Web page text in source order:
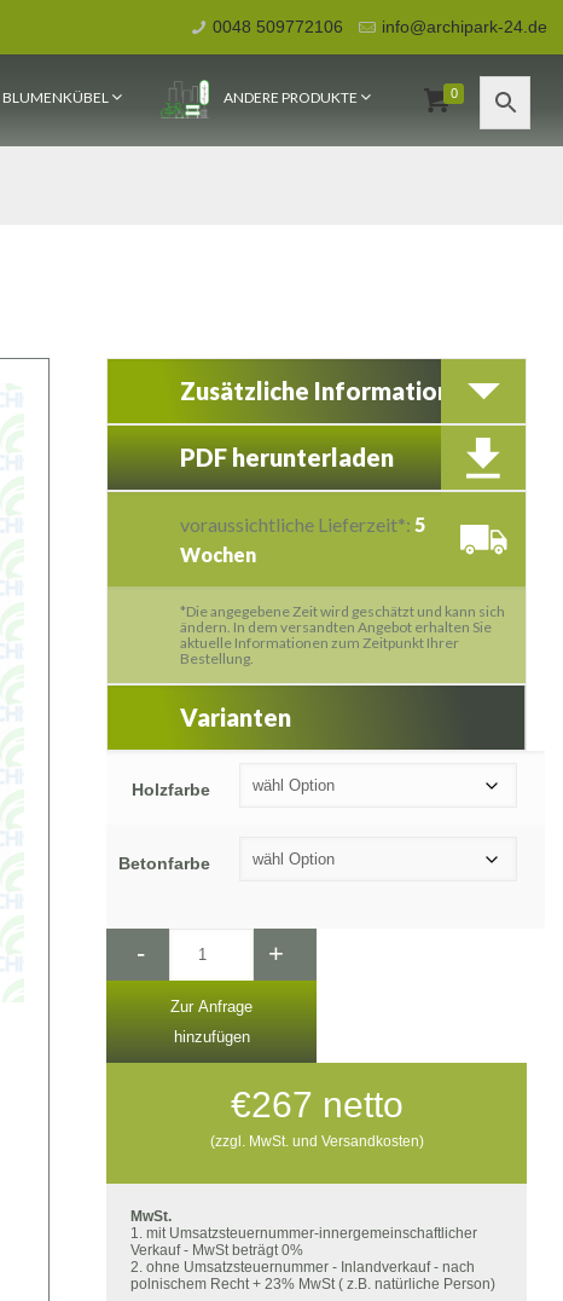
0048 509772106 info@archipark-24.de
BLUMENKÜBEL ANDERE PRODUKTE 0
Zusätzliche Information
PDF herunterladen
voraussichtliche Lieferzeit*: 5
Wochen
*Die angegebene Zeit wird geschätzt und kann sich
ändern. In dem versandten Angebot erhalten Sie
aktuelle Informationen zum Zeitpunkt Ihrer
Bestellung.
Varianten
Holzfarbe
Betonfarbe
- +
Zur Anfrage
hinzufügen
€267 netto
(zzgl. MwSt. und Versandkosten)
MwSt.
1. mit Umsatzsteuernummer-innergemeinschaftlicher
Verkauf - MwSt beträgt 0%
2. ohne Umsatzsteuernummer - Inlandverkauf - nach
polnischem Recht + 23% MwSt ( z.B. natürliche Person)